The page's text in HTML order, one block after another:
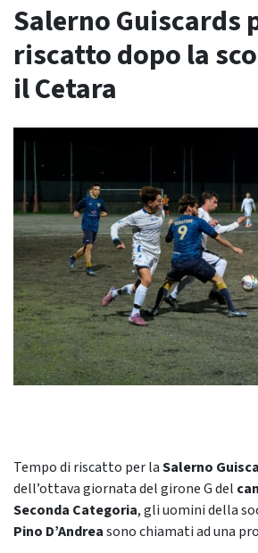
Salerno Guiscards
riscatto dopo la
il Cetara
Tempo di riscatto per laSalerno
dell’ottava giornata del girone G del
Seconda Categoria, gli uomini della
Pino D’Andreasono chiamati ad una